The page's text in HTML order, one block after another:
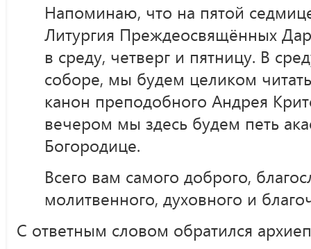
Напоминаю, что на пятой
Литургия Преждеосвящённых
в среду, четверг и пятницу. В
соборе, мы будем целиком
канон преподобного Андрея
вечером мы здесь будем петь
Богородице.
Всего вам самого доброго,
молитвенного, духовного и
С ответным словом обратился